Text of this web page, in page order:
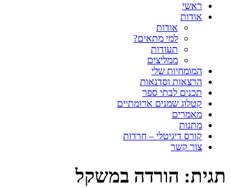
ראשי
אודות
אודות
למי מתאים?
תעודות
ממליצים
המומחיות שלי
הרצאות וסדנאות
תכנים לבתי ספר
קטלוג שמנים ארומתיים
מאמרים
מתנות
קורס דיגיטלי – חרדות
צור קשר
תגית: הורדה במשקל